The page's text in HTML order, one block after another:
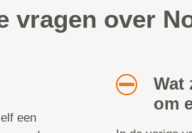
vragen over
een
Wat
om